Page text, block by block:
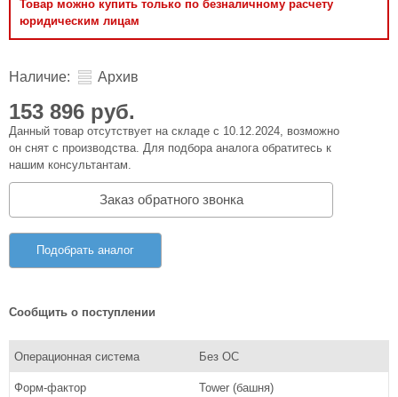
Товар можно купить только по безналичному расчету
юридическим лицам
Наличие: Архив
153 896 руб.
Данный товар отсутствует на складе с 10.12.2024, возможно
он снят с производства. Для подбора аналога обратитесь к
нашим консультантам.
Заказ обратного звонка
Подобрать аналог
Сообщить о поступлении
Операционная система Без ОС
Форм-фактор Tower (башня)